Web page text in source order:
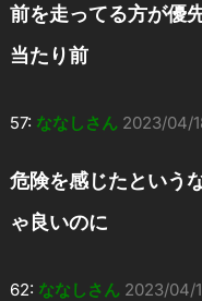
前を走ってる方が優先
当たり前
57: ななしさん 2023/04/
危険を感じたという
ゃ良いのに
62: ななしさん 2023/04/